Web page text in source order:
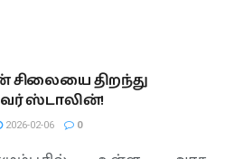
சிலையை திறந்து
ஸ்டாலின்!
2026-02-06 0